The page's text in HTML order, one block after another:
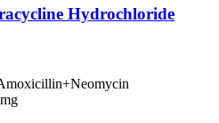
Hydrochloride